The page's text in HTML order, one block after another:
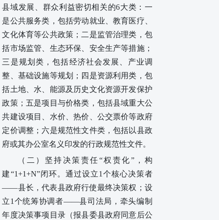
县域发展、群众利益密切相关的6大类： 一
是公共服务类 ， 包括劳动就业、教育医疗、
文化体育等公共政策； 二是监管治理类 ， 包
括市场监管、生态环保、安全生产等措施；
三是规划类 ，包括经济社会发展、产业调
整、基础设施等规划； 四是资源利用类 ， 包
括土地、水、能源及历史文化资源开发保护
政策； 五是项目与价格类 ， 包括县域重大公
共建设项目、水价、热价、公交票价等政府
定价调整； 六是规范性文件类，包括以县政
府或其办公室名义印发的行政规范性文件。
（二） 坚持 决策责任“权责化”， 构
建“1+1+N”闭环。 通过设立1个核心决策者
——县长 ，代表县政府行使最终决策权； 设
立1个统筹协调者——县司法局 ， 牵头编制
年度决策事项目录（报县委县政府同意后公